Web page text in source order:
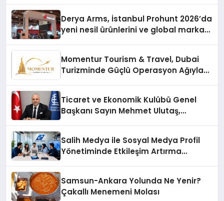
Derya Arms, İstanbul Prohunt 2026’da
yeni nesil ürünlerini ve global marka
Momentur Tourism & Travel, Dubai
Turizminde Güçlü Operasyon Ağıyla
Ticaret ve Ekonomik Kulübü Genel
Başkanı Sayın Mehmet Ulutaş,
Salih Medya ile Sosyal Medya Profil
Yönetiminde Etkileşim Artırma
Samsun-Ankara Yolunda Ne Yenir?
Çakallı Menemeni Molası